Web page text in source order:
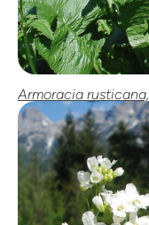
Armoracia